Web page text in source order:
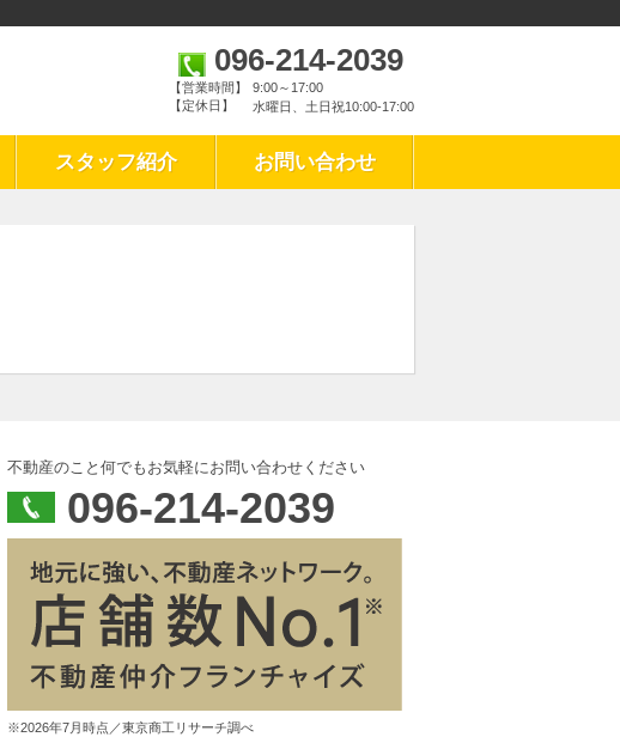
096-214-2039
【営業時間】
9:00～17:00
【定休日】
水曜日、土日祝10:00‐17:00
スタッフ紹介 お問い合わせ
不動産のこと何でもお気軽にお問い合わせください
096-214-2039
※2026年7月時点／東京商工リサーチ調べ